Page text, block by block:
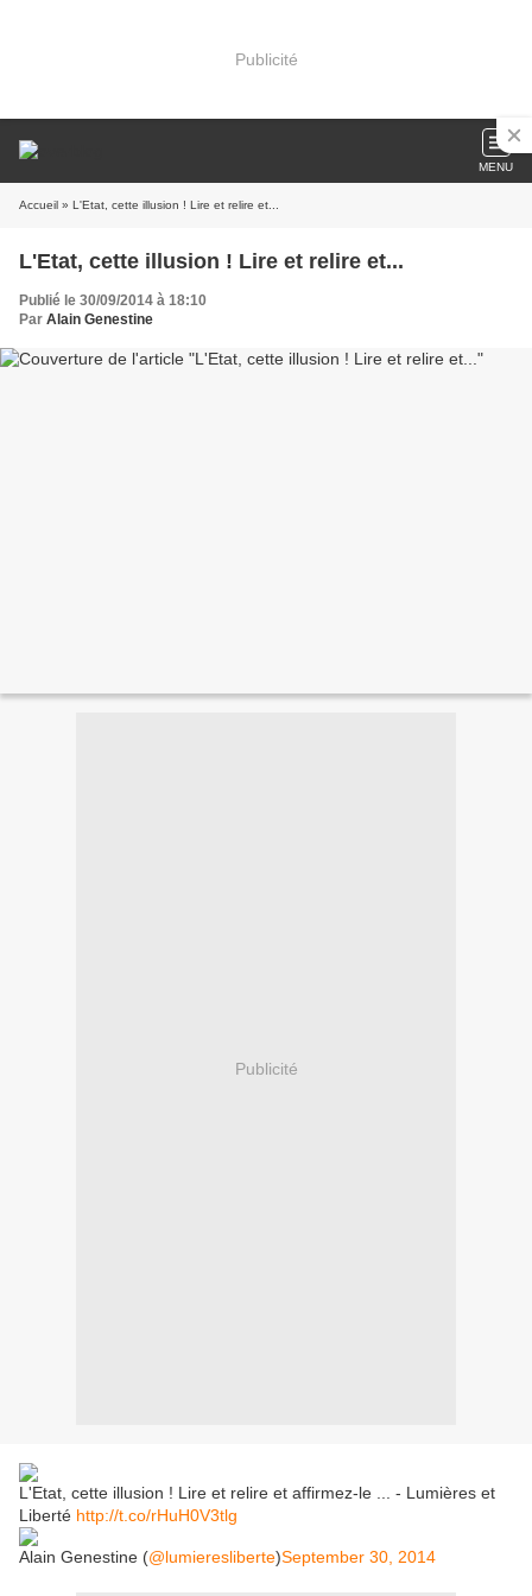
Publicité
MENU
Accueil » L'Etat, cette illusion ! Lire et relire et...
L'Etat, cette illusion ! Lire et relire et...
Publié le 30/09/2014 à 18:10
Par Alain Genestine
Publicité
L'Etat, cette illusion ! Lire et relire et affirmez-le ... - Lumières et
Liberté http://t.co/rHuH0V3tlg
Alain Genestine (@lumieresliberte)September 30, 2014